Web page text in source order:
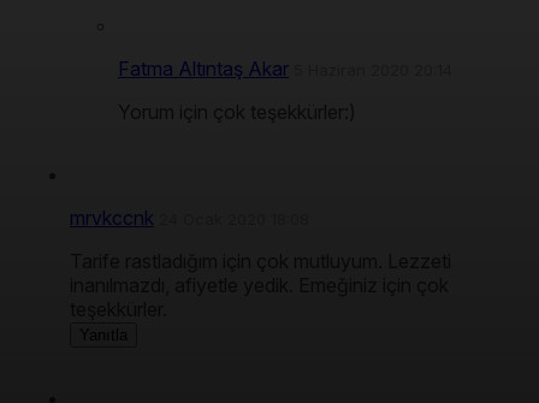
Fatma Altıntaş Akar
Yorum için çok teşekkürler:)
mrvkccnk
Yanıtla